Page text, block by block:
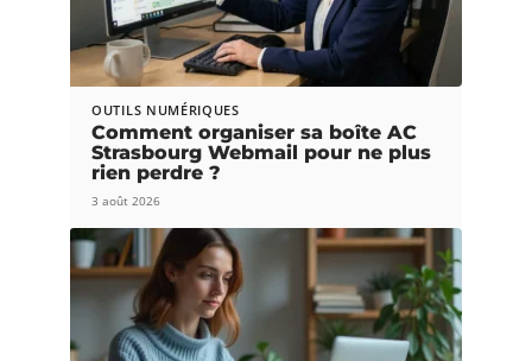
OUTILS NUMÉRIQUES
Comment organiser sa boîte AC
Strasbourg Webmail pour ne plus
rien perdre ?
3 août 2026